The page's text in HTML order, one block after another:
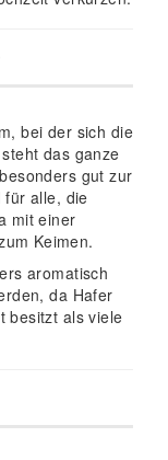
bei der sich die
das ganze
gut zur
für alle, die
mit einer
Keimen.
aromatisch
da Hafer
besitzt als viele